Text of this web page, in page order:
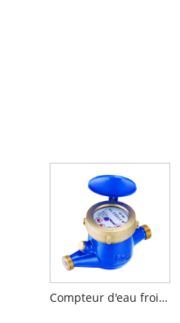
Compteur d'eau froide à corps en laiton multi-jets